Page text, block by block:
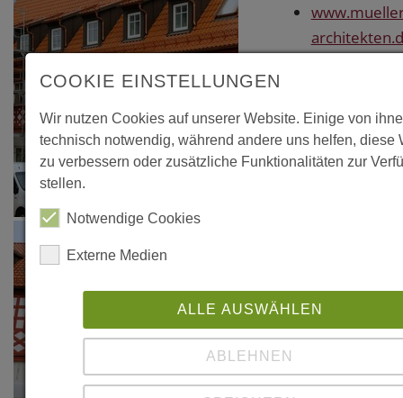
COOKIE EINSTELLUNGEN
Wir nutzen Cookies auf unserer Website. Einige von
technisch notwendig, während andere uns helfen, diese
zu verbessern oder zusätzliche Funktionalitäten zur
stellen.
Notwendige Cookies
Externe Medien
ALLE AUSWÄHLEN
ABLEHNEN